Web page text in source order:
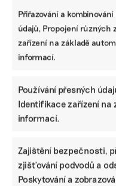
Přiřazování a
údajů, Propojení různých
zařízení na základě
informací.
Používání přesných
Identifikace zařízení na
informací.
Zajištění bezpečnosti,
zjišťování podvodů a
Poskytování a
ODEBÍREJTE NÁŠ
NEJNOVĚJŠÍ PODCAST